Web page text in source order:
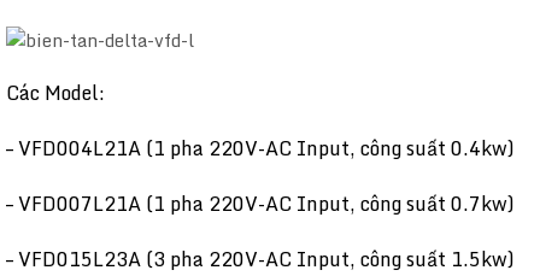
Các Model:
– VFD004L21A (1 pha 220V-AC Input, công suất 0.4kw)
– VFD007L21A (1 pha 220V-AC Input, công suất 0.7kw)
– VFD015L23A (3 pha 220V-AC Input, công suất 1.5kw)